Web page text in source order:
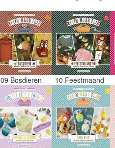
09 Bosdieren 10 Feestmaand